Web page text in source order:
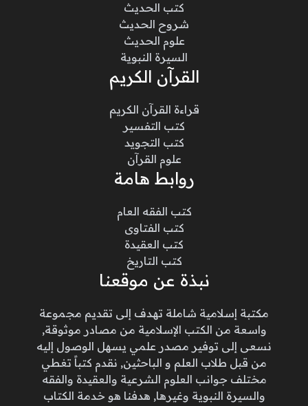
كتب الحديث
شروح الحديث
علوم الحديث
السيرة النبوية
القرآن الكريم
قراءة القرآن الكريم
كتب التفسير
كتب التجويد
علوم القرآن
روابط هامة
كتب الفقه العام
كتب الفتاوى
كتب العقيدة
كتب التاريخ
نبذة عن موقعنا
مكتبة إسلامية شاملة تهدف إلى تقديم مجموعة
واسعة من الكتب الإسلامية من مصادر موثوقة,
نسعى إلى توفير مصدر علمي يسهل الوصول إليه
من قبل طلاب العلم و الباحثين, نقدم كتباً تغطي
مختلف جوانب العلوم الشرعية والعقيدة والفقه
والسيرة النبوية وغيرها, هدفنا هو خدمة الكتاب